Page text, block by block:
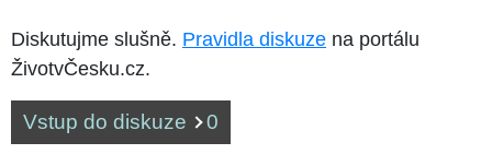
Diskutujme slušně. Pravidla diskuze na portálu
ŽivotvČesku.cz.
Vstup do diskuze 0